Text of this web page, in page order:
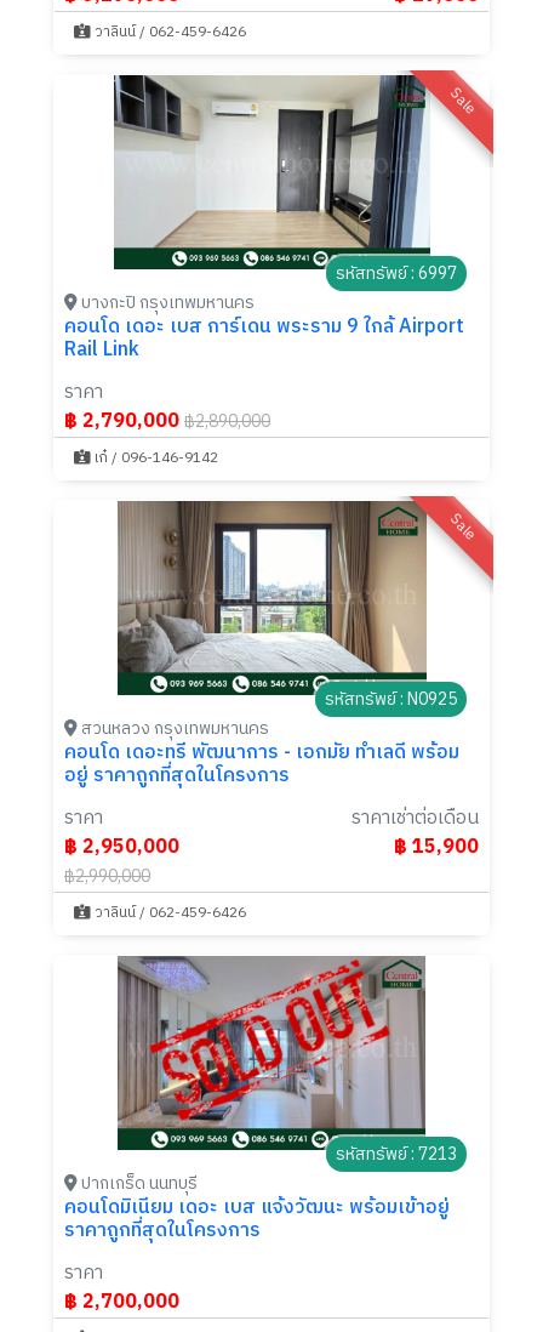
วาลินน์ / 062-459-6426
Sale
รหัสทรัพย์ : 6997
บางกะปิ กรุงเทพมหานคร
คอนโด เดอะ เบส การ์เดน พระราม 9 ใกล้ Airport
Rail Link
ราคา
฿ 2,790,000฿2,890,000
เก๋ / 096-146-9142
Sale
รหัสทรัพย์ : N0925
สวนหลวง กรุงเทพมหานคร
คอนโด เดอะทรี พัฒนาการ - เอกมัย ทำเลดี พร้อม
อยู่ ราคาถูกที่สุดในโครงการ
ราคา
฿ 2,950,000
฿2,990,000
ราคาเช่าต่อเดือน
฿ 15,900
วาลินน์ / 062-459-6426
รหัสทรัพย์ : 7213
ปากเกร็ด นนทบุรี
คอนโดมิเนียม เดอะ เบส แจ้งวัฒนะ พร้อมเข้าอยู่
ราคาถูกที่สุดในโครงการ
ราคา
฿ 2,700,000